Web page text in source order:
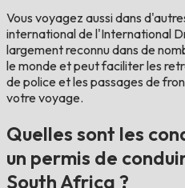
Vous voyagez aussi dans
international de l'International
largement reconnu dans de
le monde et peut faciliter les
de police et les passages de
votre voyage.
Quelles sont les
un permis de
South Africa ?